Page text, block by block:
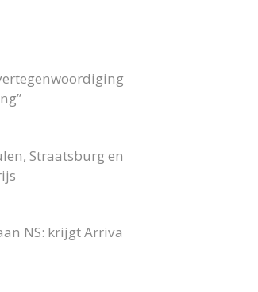
Straatsburg en
NS: krijgt Arriva